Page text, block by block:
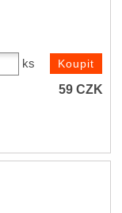
ks
59CZK